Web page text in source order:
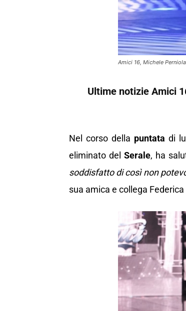
Amici 16, Michele Perniola
Ultime notizie Amici
Nel corso della puntata di
eliminato delSerale, ha
soddisfatto di così non
sua amica e collega